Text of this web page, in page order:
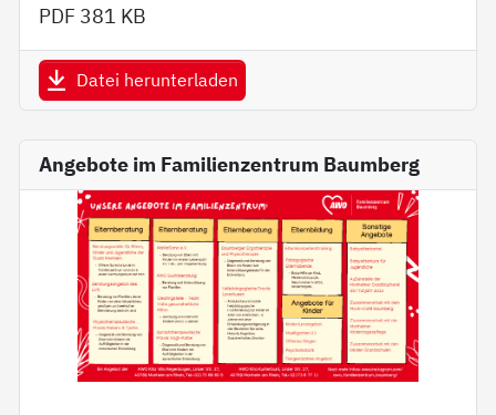
PDF 381 KB
Datei herunterladen
Angebote im Familienzentrum Baumberg